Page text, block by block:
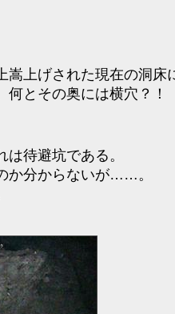
上げされた現在の洞床
何とその奥には横穴？！
待避坑である。
か分からないが……。